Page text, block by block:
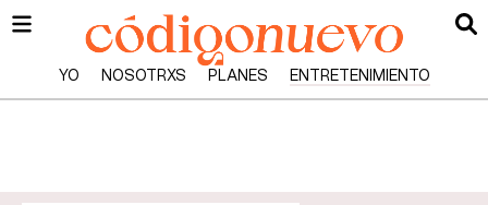
YO NOSOTRXS PLANES ENTRETENIMIENTO